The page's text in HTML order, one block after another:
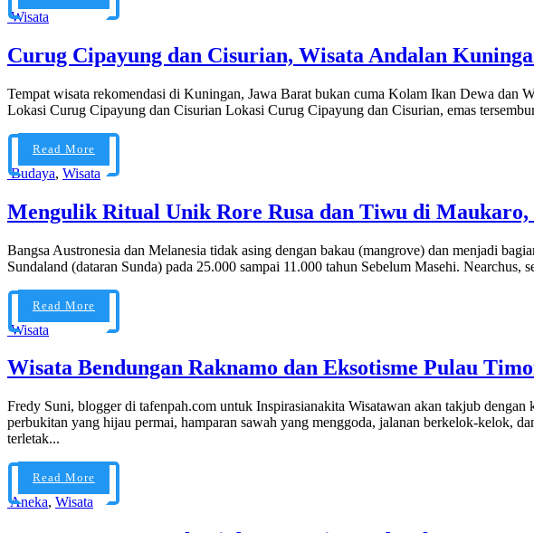
Wisata
Curug Cipayung dan Cisurian, Wisata Andalan
Tempat wisata rekomendasi di Kuningan, Jawa Barat bukan cuma Kolam Ikan Dewa
Lokasi Curug Cipayung dan Cisurian Lokasi Curug Cipayung dan Cisurian, emas
Read More
Budaya, Wisata
Mengulik Ritual Unik Rore Rusa dan Tiwu di Maukaro,
Bangsa Austronesia dan Melanesia tidak asing dengan bakau (mangrove) dan menjadi
Sundaland (dataran Sunda) pada 25.000 sampai 11.000 tahun Sebelum Masehi.
Read More
Wisata
Wisata Bendungan Raknamo dan Eksotisme Pulau
Fredy Suni, blogger di tafenpah.com untuk Inspirasianakita Wisatawan akan takjub
perbukitan yang hijau permai, hamparan sawah yang menggoda, jalanan berkelok-kelok,
terletak...
Read More
Aneka, Wisata